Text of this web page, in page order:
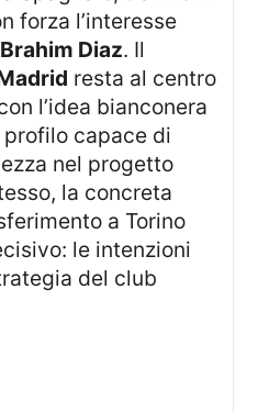
forza l’interesse
Brahim Diaz. Il
resta al centro
l’idea bianconera
capace di
nel progetto
la concreta
a Torino
le intenzioni
del club